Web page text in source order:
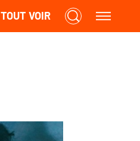
TOUT VOIR